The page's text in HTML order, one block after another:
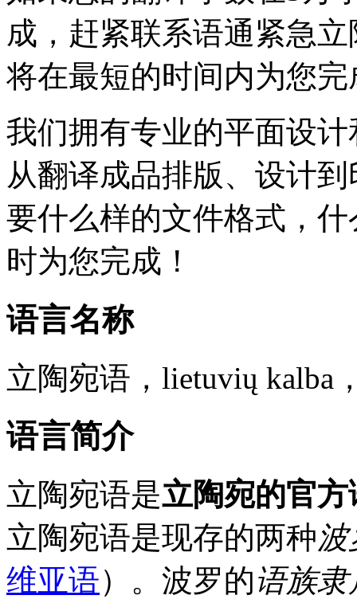
成，赶紧联系语通紧急
将在最短的时间内为您完
我们拥有专业的平面设计
从翻译成品排版、设计
要什么样的文件格式，
时为您完成！
语言名称
立陶宛语，lietuvių kalba
语言简介
立陶宛语是立陶宛的官方
立陶宛语是现存的两种
维亚语）。波罗的语族